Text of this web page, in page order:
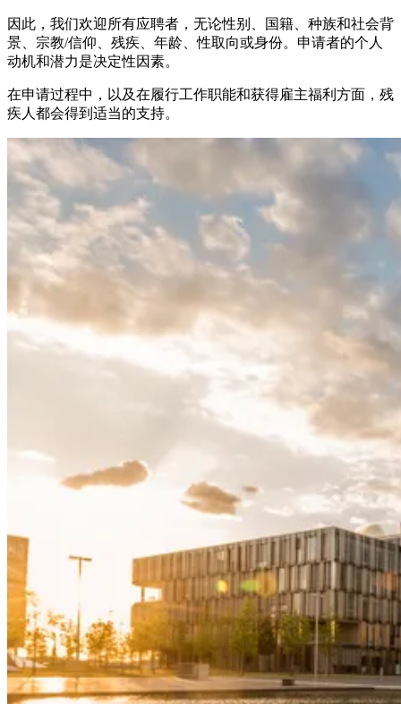
因此，我们欢迎所有应聘者，无论性别、国籍、种族和社会背
景、宗教/信仰、残疾、年龄、性取向或身份。申请者的个人
动机和潜力是决定性因素。
在申请过程中，以及在履行工作职能和获得雇主福利方面，残
疾人都会得到适当的支持。